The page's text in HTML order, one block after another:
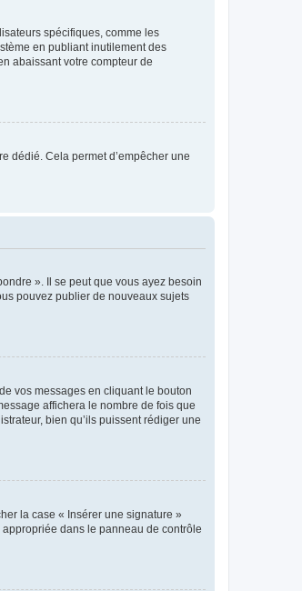
spécifiques, comme les
en publiant inutilement des
abaissant votre compteur de
dédié. Cela permet d’empêcher une
». Il se peut que vous ayez besoin
pouvez publier de nouveaux sujets
vos messages en cliquant le bouton
affichera le nombre de fois que
bien qu’ils puissent rédiger une
la case « Insérer une signature »
dans le panneau de contrôle